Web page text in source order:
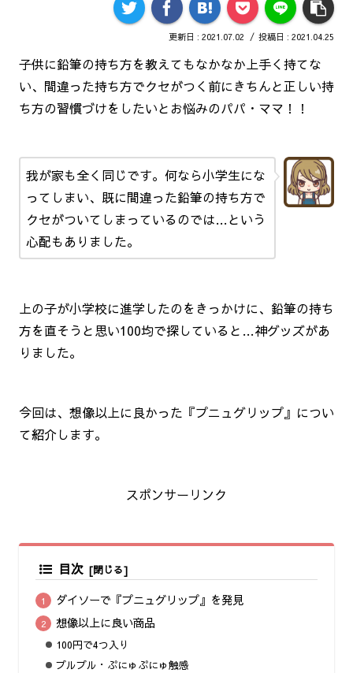
2021.07.02 2021.04.25
子供に鉛筆の持ち方を教えてもなかなか上手く持てな
い、間違った持ち方でクセがつく前にきちんと正しい持
ち方の習慣づけをしたいとお悩みのパパ・ママ！！
我が家も全く同じです。何なら小学生にな
ってしまい、既に間違った鉛筆の持ち方で
クセがついてしまっているのでは…という
心配もありました。
上の子が小学校に進学したのをきっかけに、鉛筆の持ち
方を直そうと思い100均で探していると…神グッズがあ
りました。
今回は、想像以上に良かった『プニュグリップ』につい
て紹介します。
スポンサーリンク
目次
ダイソーで『プニュグリップ』を発見
想像以上に良い商品
100円で4つ入り
プルプル・ぷにゅぷにゅ触感